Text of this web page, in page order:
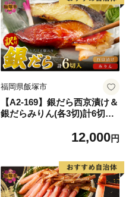
福岡県飯塚市
【A2-169】銀だら西京漬け＆
銀だらみりん(各3切)計6切セ
12,000円